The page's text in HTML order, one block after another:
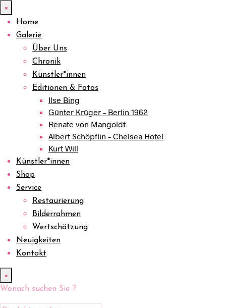
×
Home
Galerie
Über Uns
Chronik
Künstler*innen
Editionen & Fotos
Ilse Bing
Günter Krüger – Berlin 1962
Renate von Mangoldt
Albert Schöpflin – Chelsea Hotel
Kurt Will
Künstler*innen
Shop
Service
Restaurierung
Bilderrahmen
Wertschätzung
Neuigkeiten
Kontakt
×
Wonach suchen Sie ?